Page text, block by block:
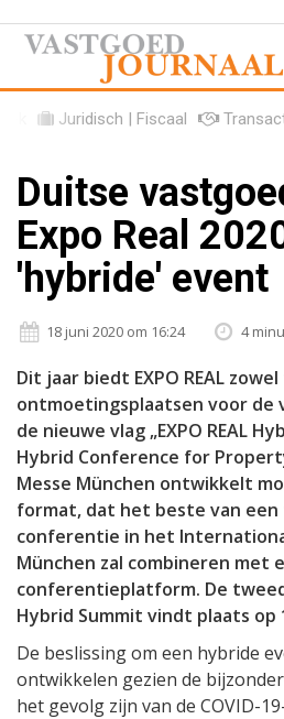
Juridisch | Fiscaal
Duitse
Expo Real
'hybride' event
18 juni 2020 om 16:24 4
Dit jaar biedt EXPO REAL
ontmoetingsplaatsen voor de
de nieuwe vlag „EXPO REAL
Hybrid Conference for
Messe München ontwikkelt
format, dat het beste van
conferentie in het
München zal combineren met
conferentieplatform. De
Hybrid Summit vindt plaats op
De beslissing om een ​​hybride
ontwikkelen gezien de
het gevolg zijn van de COVID-